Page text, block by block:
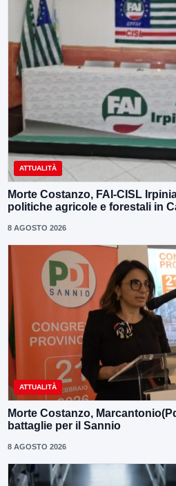
ATTUALITÀ
Morte Costanzo, FAI-CISL
politiche agricole e forestali in
8 AGOSTO 2026
ATTUALITÀ
Morte Costanzo,
battaglie per il Sannio
8 AGOSTO 2026